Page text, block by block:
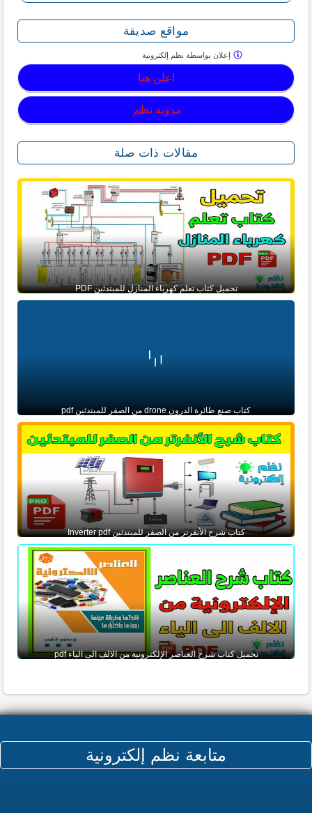
مواقع صديقة
اعلن هنا
مدونة نظم
إعلان بواسطة نظم إلكترونية
مقالات ذات صلة
تحميل كتاب تعلم كهرباء المنازل للمبتدئين PDF
كتاب صنع طائرة الدرون drone من الصفر للمبتدئين pdf
كتاب شرح الأنفرتر من الصفر للمبتدئين Inverter pdf
تحميل كتاب شرح العناصر الإلكترونية من الالف الى الياء pdf
متابعة نظم إلكترونية